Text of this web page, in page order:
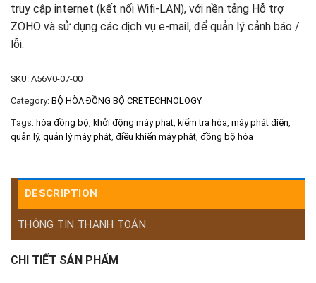
truy cập internet (kết nối Wifi-LAN), với nền tảng Hỗ trợ
ZOHO và sử dụng các dịch vụ e-mail, để quản lý cảnh báo /
lỗi.
SKU: A56V0-07-00
Category: BỘ HÒA ĐỒNG BỘ CRETECHNOLOGY
Tags: hòa đồng bộ, khởi động máy phat, kiểm tra hòa, máy phát điện,
quản lý, quản lý máy phát, điều khiển máy phát, đồng bộ hóa
DESCRIPTION
THÔNG TIN THANH TOÁN
CHI TIẾT SẢN PHẨM